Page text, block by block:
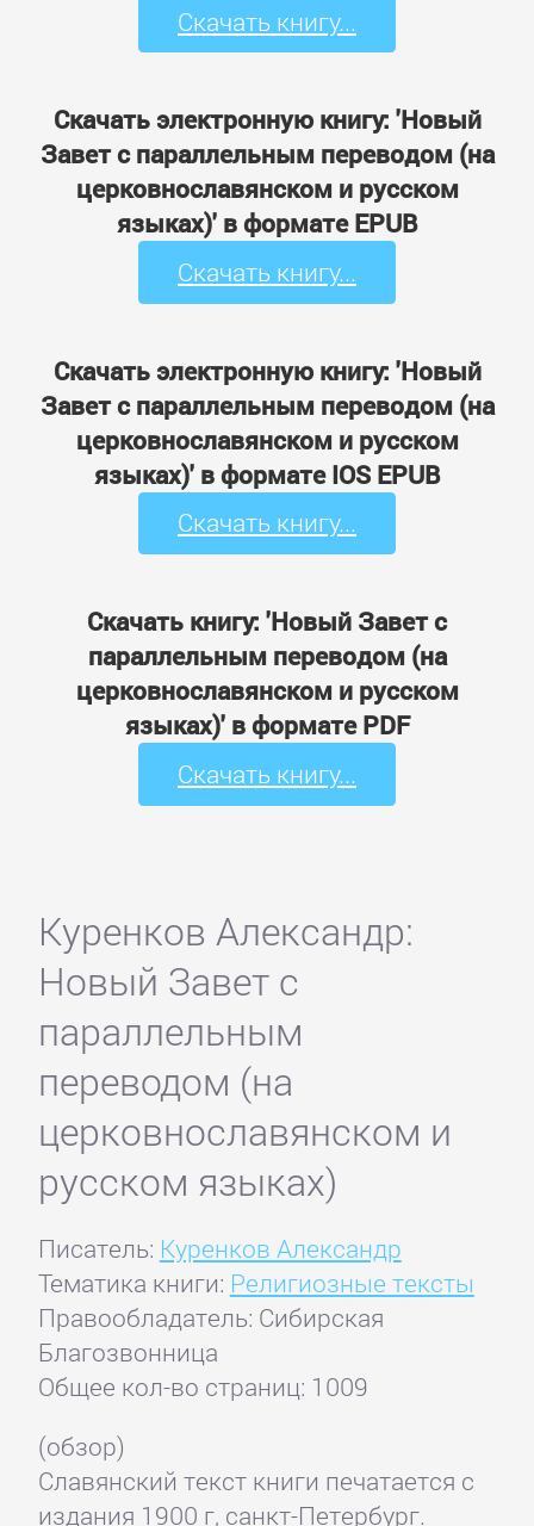
Скачать книгу...
Скачать электронную книгу: 'Новый
Завет с параллельным переводом (на
церковнославянском и русском
языках)' в формате EPUB
Скачать книгу...
Скачать электронную книгу: 'Новый
Завет с параллельным переводом (на
церковнославянском и русском
языках)' в формате IOS EPUB
Скачать книгу...
Скачать книгу: 'Новый Завет с
параллельным переводом (на
церковнославянском и русском
языках)' в формате PDF
Скачать книгу...
Куренков Александр:
Новый Завет с
параллельным
переводом (на
церковнославянском и
русском языках)
Писатель: Куренков Александр
Тематика книги: Религиозные тексты
Правообладатель: Сибирская
Благозвонница
Общее кол-во страниц: 1009
(обзор)
Славянский текст книги печатается с
издания 1900 г, санкт-Петербург.